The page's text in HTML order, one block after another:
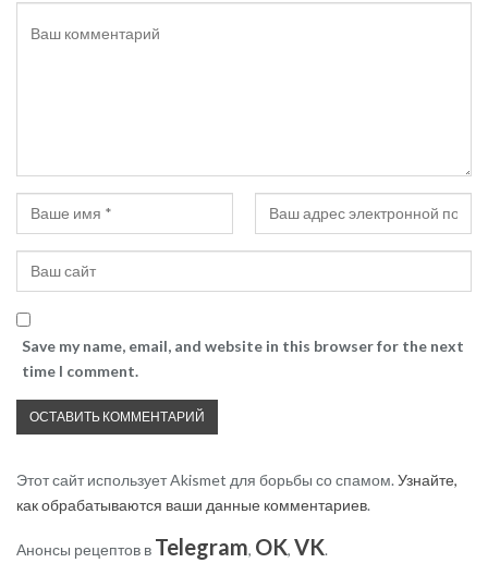
Save my name, email, and website in this browser for the next
time I comment.
Этот сайт использует Akismet для борьбы со спамом. Узнайте,
как обрабатываются ваши данные комментариев.
Анонсы рецептов в Telegram, OK, VK.